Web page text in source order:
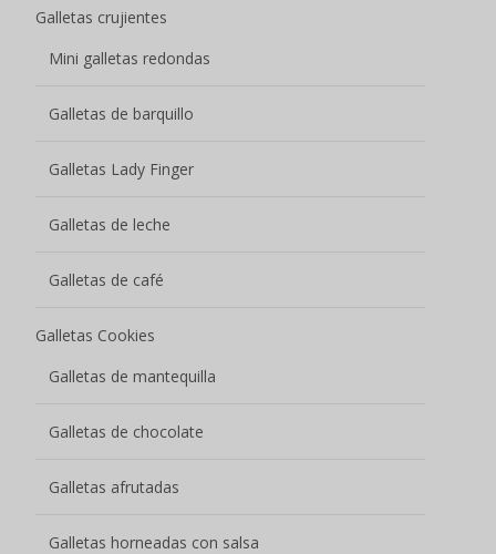
Galletas crujientes
Mini galletas redondas
Galletas de barquillo
Galletas Lady Finger
Galletas de leche
Galletas de café
Galletas Cookies
Galletas de mantequilla
Galletas de chocolate
Galletas afrutadas
Galletas horneadas con salsa